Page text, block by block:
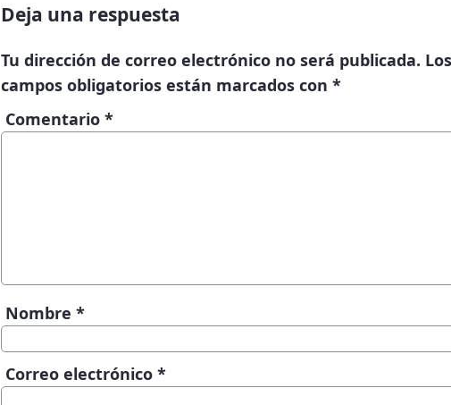
Deja una respuesta
Tu dirección de correo electrónico no será publicada. Los
campos obligatorios están marcados con *
Comentario *
Nombre *
Correo electrónico *